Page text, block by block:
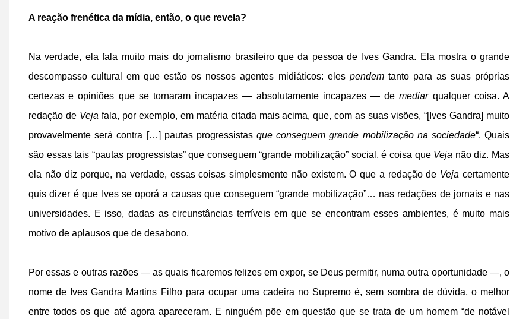
A reação frenética da mídia, então, o que revela?
Na verdade, ela fala muito mais do jornalismo brasileiro que da pessoa de Ives Gandra. Ela mostra o grande
descompasso cultural em que estão os nossos agentes midiáticos: eles pendemtanto para as suas próprias
certezas e opiniões que se tornaram incapazes — absolutamente incapazes — demediarqualquer coisa. A
redação de Veja fala, por exemplo, em matéria citada mais acima, que, com as suas visões, “[Ives Gandra] muito
provavelmente será contra […] pautas progressistas que conseguem grande mobilização na sociedade“. Quais
são essas tais “pautas progressistas” que conseguem “grande mobilização” social, é coisa que Veja não diz. Mas
ela não diz porque, na verdade, essas coisas simplesmente não existem. O que a redação de Veja certamente
quis dizer é que Ives se oporá a causas que conseguem “grande mobilização”… nas redações de jornais e nas
universidades. E isso, dadas as circunstâncias terríveis em que se encontram esses ambientes, é muito mais
motivo de aplausos que de desabono.
Por essas e outras razões — as quais ficaremos felizes em expor, se Deus permitir, numa outra oportunidade —, o
nome de Ives Gandra Martins Filho para ocupar uma cadeira no Supremo é, sem sombra de dúvida, o melhor
entre todos os que até agora apareceram. E ninguém põe em questão que se trata de um homem “de notável